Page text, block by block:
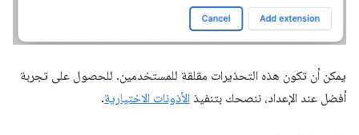
يمكن أن تكون هذه التحذيرات مقلقة للمستخدمين. للحصول على تجربة
أفضل عند الإعداد، ننصحك بتنفيذ الأذونات الاختيارية.